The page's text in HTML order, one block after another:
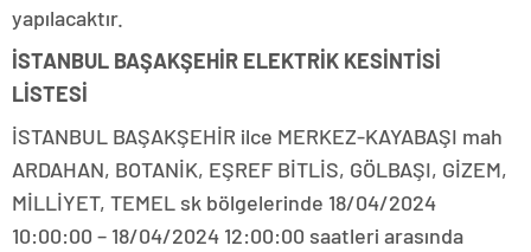
yapılacaktır.
İSTANBUL BAŞAKŞEHİR ELEKTRİK KESİNTİSİ
LİSTESİ
İSTANBUL BAŞAKŞEHİR ilce MERKEZ-KAYABAŞI mah
ARDAHAN, BOTANİK, EŞREF BİTLİS, GÖLBAŞI, GİZEM,
MİLLİYET, TEMEL sk bölgelerinde 18/04/2024
10:00:00 – 18/04/2024 12:00:00 saatleri arasında